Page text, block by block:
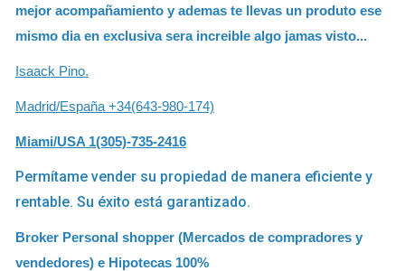
mejor acompañamiento y ademas te llevas un produto ese
mismo dia en exclusiva sera increible algo jamas visto...
Isaack Pino.
Madrid/España +34(643-980-174)
Miami/USA 1(305)-735-2416
Permítame vender su propiedad de manera eficiente y
rentable. Su éxito está garantizado.
Broker Personal shopper (Mercados de compradores y
vendedores) e Hipotecas 100%